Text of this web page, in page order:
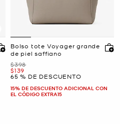
Bolso tote Voyager grande
de piel saffiano
Era
$398
Ahora
$139
65 % DE DESCUENTO
15% DE DESCUENTO ADICIONAL CON
EL CÓDIGO EXTRA15